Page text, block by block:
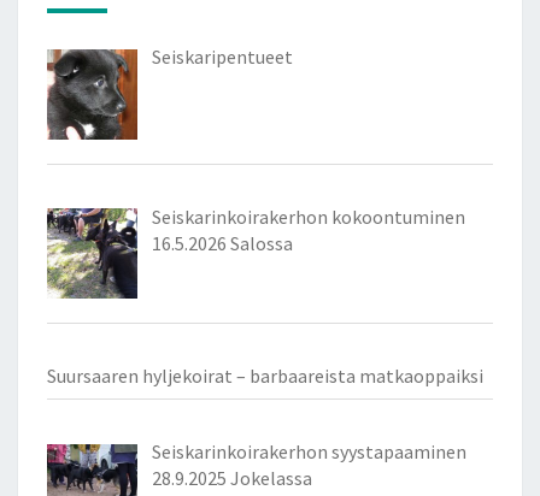
Seiskaripentueet
Seiskarinkoirakerhon kokoontuminen
16.5.2026 Salossa
Suursaaren hyljekoirat – barbaareista matkaoppaiksi
Seiskarinkoirakerhon syystapaaminen
28.9.2025 Jokelassa